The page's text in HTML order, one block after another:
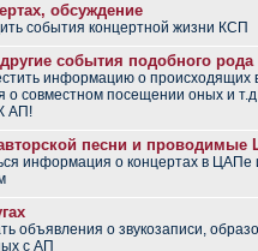
обсуждение
события концертной жизни КСП
события подобного рода
информацию о
о совместном посещении оных и
АП!
песни и
информация о концертах в ЦАПе
объявления о звукозаписи,
с АП